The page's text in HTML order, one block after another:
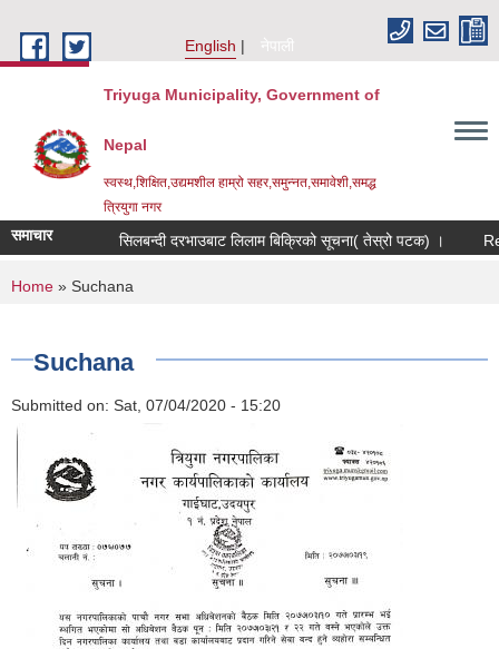
English
नेपाली
Triyuga Municipality, Government of
Nepal
स्वस्थ,शिक्षित,उद्यमशील हाम्रो सहर,समुन्नत,समावेशी,समद्ध
त्रियुगा नगर
समाचार सिलबन्दी दरभाउबाट लिलाम बिक्रिको सूचना( तेस्रो पटक) ।
You are here
Home » Suchana
Suchana
Submitted on: Sat, 07/04/2020 - 15:20